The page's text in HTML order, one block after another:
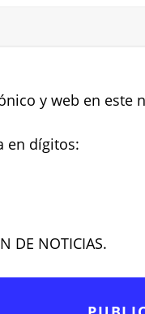
y web en este
en dígitos:
DE NOTICIAS.